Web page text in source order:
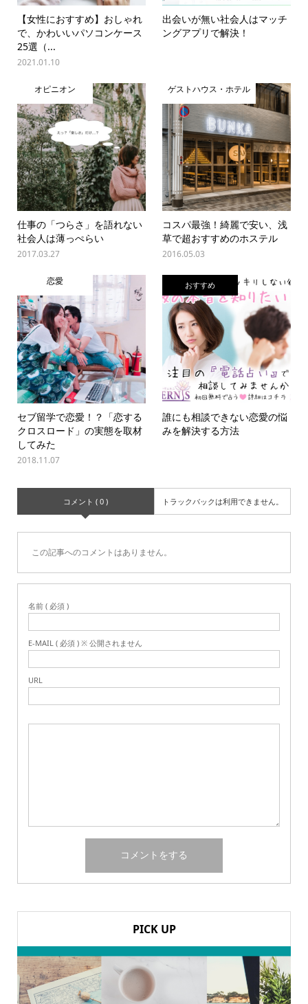
【女性におすすめ】おしゃれ
で、かわいいパソコンケース
25選（...
2021.01.10
出会いが無い社会人はマッチ
ングアプリで解決！
オピニオン
仕事の「つらさ」を語れない
社会人は薄っぺらい
2017.03.27
ゲストハウス・ホテル
コスパ最強！綺麗で安い、浅
草で超おすすめのホステル
2016.05.03
恋愛
セブ留学で恋愛！？「恋する
クロスロード」の実態を取材
してみた
2018.11.07
おすすめ
誰にも相談できない恋愛の悩
みを解決する方法
コメント ( 0 ) トラックバックは利用できません。
この記事へのコメントはありません。
名前 ( 必須 )
E-MAIL ( 必須 ) ※ 公開されません
URL
PICK UP